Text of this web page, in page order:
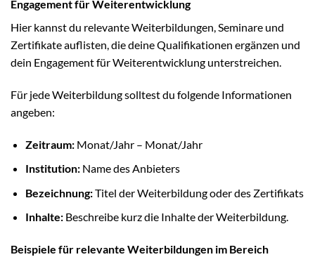
Engagement für Weiterentwicklung
Hier kannst du relevante Weiterbildungen, Seminare und
Zertifikate auflisten, die deine Qualifikationen ergänzen und
dein Engagement für Weiterentwicklung unterstreichen.
Für jede Weiterbildung solltest du folgende Informationen
angeben:
Zeitraum:Monat/Jahr – Monat/Jahr
Institution:Name des Anbieters
Bezeichnung:Titel der Weiterbildung oder des Zertifikats
Inhalte:Beschreibe kurz die Inhalte der Weiterbildung.
Beispiele für relevante Weiterbildungen im Bereich